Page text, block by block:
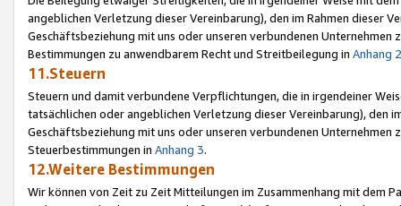
angeblichen Verletzung dieser Vereinbarung), den im Rahmen dieser
Geschäftsbeziehung mit uns oder unseren verbundenen
Bestimmungen zu anwendbarem Recht und Streitbeilegung in Anhang 2
11.Steuern
Steuern und damit verbundene Verpflichtungen, die in irgendeiner
tatsächlichen oder angeblichen Verletzung dieser Vereinbarung), den
Geschäftsbeziehung mit uns oder unseren verbundenen
Steuerbestimmungen in Anhang 3.
12.Weitere Bestimmungen
Wir können von Zeit zu Zeit Mitteilungen im Zusammenhang mit dem